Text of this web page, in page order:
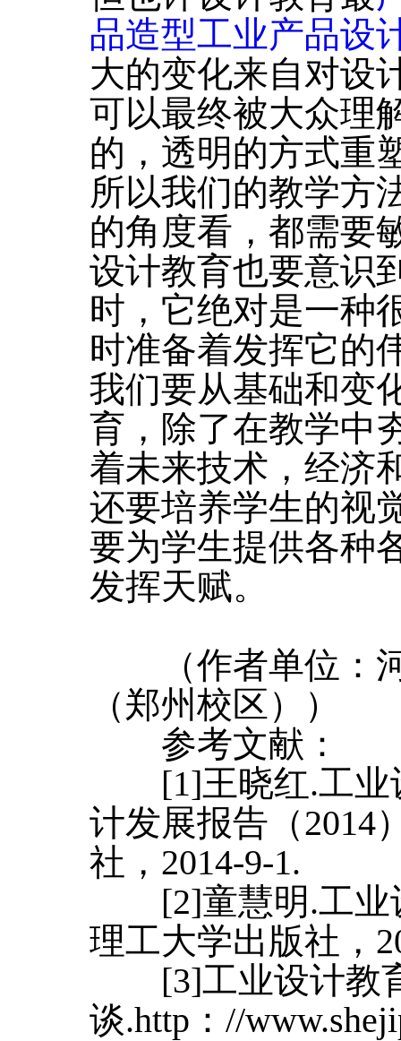
品造型工业产品设
大的变化来自对设
可以最终被大众理
的，透明的方式重
所以我们的教学方
的角度看，都需要
设计教育也要意识
时，它绝对是一种
时准备着发挥它的
我们要从基础和变
育，除了在教学中
着未来技术，经济
还要培养学生的视
要为学生提供各种
发挥天赋。
（作者单位：河
（郑州校区））
参考文献：
[1]王晓红.工业
计发展报告（2014
社，2014-9-1.
[2]童慧明.工业
理工大学出版社，
[3]工业设计教
谈.http：//